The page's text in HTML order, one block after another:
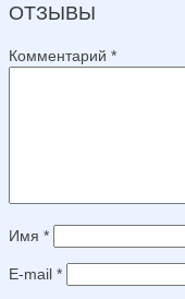
ОТЗЫВЫ
Комментарий *
Имя *
E-mail *